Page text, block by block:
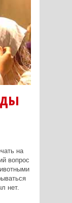
на
вопрос
нет.